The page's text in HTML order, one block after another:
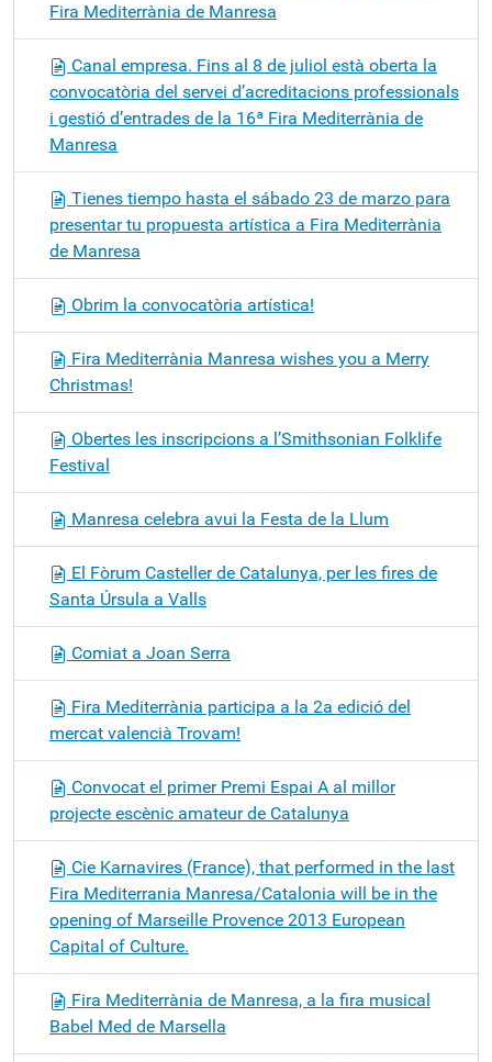
Fira Mediterrània de Manresa
Canal empresa. Fins al 8 de juliol està oberta la
convocatòria del servei d’acreditacions professionals
i gestió d’entrades de la 16ª Fira Mediterrània de
Manresa
Tienes tiempo hasta el sábado 23 de marzo para
presentar tu propuesta artística a Fira Mediterrània
de Manresa
Obrim la convocatòria artística!
Fira Mediterrània Manresa wishes you a Merry
Christmas!
Obertes les inscripcions a l’Smithsonian Folklife
Festival
Manresa celebra avui la Festa de la Llum
El Fòrum Casteller de Catalunya, per les fires de
Santa Úrsula a Valls
Comiat a Joan Serra
Fira Mediterrània participa a la 2a edició del
mercat valencià Trovam!
Convocat el primer Premi Espai A al millor
projecte escènic amateur de Catalunya
Cie Karnavires (France), that performed in the last
Fira Mediterrania Manresa/Catalonia will be in the
opening of Marseille Provence 2013 European
Capital of Culture.
Fira Mediterrània de Manresa, a la fira musical
Babel Med de Marsella